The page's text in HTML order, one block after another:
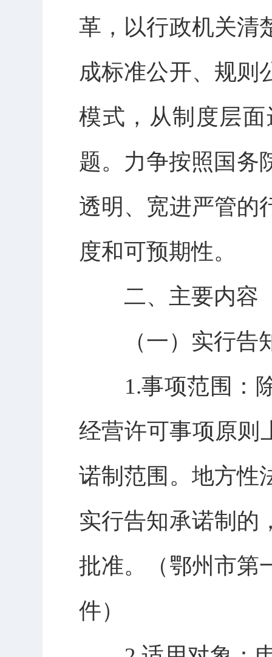
革，以行政机关清
成标准公开、规则
模式，从制度层
题。力争按照国务
透明、宽进严管的
度和可预期性。
二、主要内容
（一）实行告知
1.事项范围：除
经营许可事项原则
诺制范围。地方性
实行告知承诺制的
批准。（鄂州市第
件）